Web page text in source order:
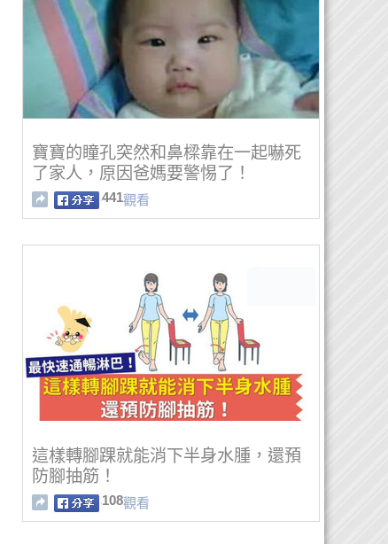
寶寶的瞳孔突然和鼻樑靠在一起嚇死
了家人，原因爸媽要警惕了！
441觀看
這樣轉腳踝就能消下半身水腫，還預
防腳抽筋！
108觀看